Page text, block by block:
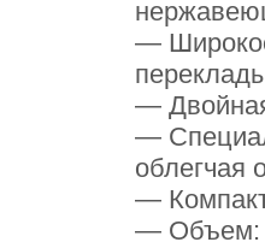
—
—
—
облегчая
—
—